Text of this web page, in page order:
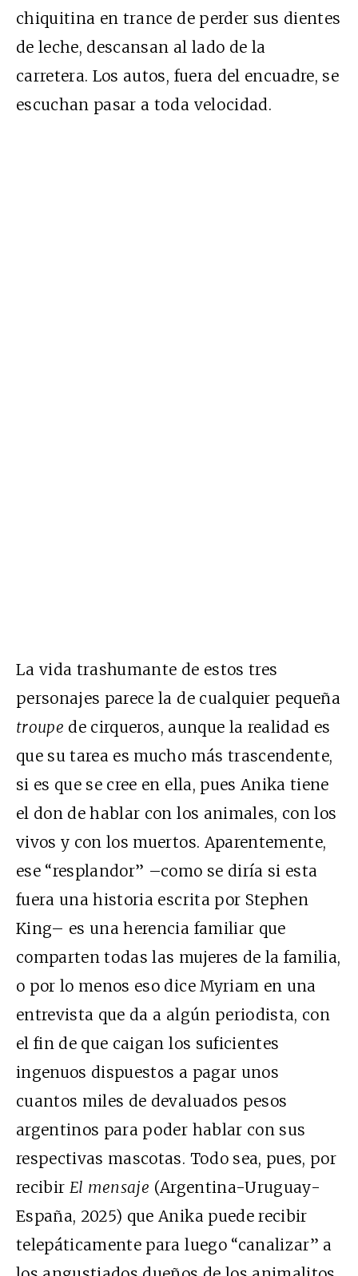
chiquitina en trance de perder sus dientes
de leche, descansan al lado de la
carretera. Los autos, fuera del encuadre, se
escuchan pasar a toda velocidad.
La vida trashumante de estos tres
personajes parece la de cualquier pequeña
troupe de cirqueros, aunque la realidad es
que su tarea es mucho más trascendente,
si es que se cree en ella, pues Anika tiene
el don de hablar con los animales, con los
vivos y con los muertos. Aparentemente,
ese “resplandor” –como se diría si esta
fuera una historia escrita por Stephen
King– es una herencia familiar que
comparten todas las mujeres de la familia,
o por lo menos eso dice Myriam en una
entrevista que da a algún periodista, con
el fin de que caigan los suficientes
ingenuos dispuestos a pagar unos
cuantos miles de devaluados pesos
argentinos para poder hablar con sus
respectivas mascotas. Todo sea, pues, por
recibir El mensaje (Argentina-Uruguay-
España, 2025) que Anika puede recibir
telepáticamente para luego “canalizar” a